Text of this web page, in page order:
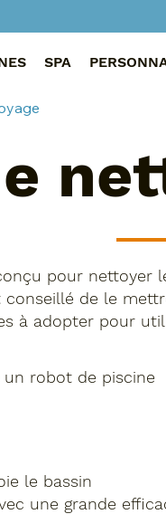
SPA
pour nettoyer
conseillé de le
à adopter pour
robot de piscine
le bassin
une grande